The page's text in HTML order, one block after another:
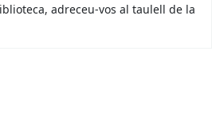
adreceu-vos al taulell de la